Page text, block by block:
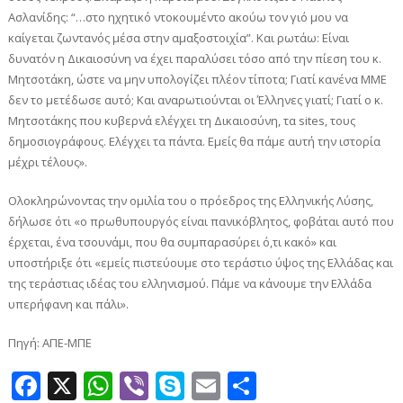
Ασλανίδης: “…στο ηχητικό ντοκουμέντο ακούω τον γιό μου να
καίγεται ζωντανός μέσα στην αμαξοστοιχία”. Και ρωτάω: Είναι
δυνατόν η Δικαιοσύνη να έχει παραλύσει τόσο από την πίεση του κ.
Μητσοτάκη, ώστε να μην υπολογίζει πλέον τίποτα; Γιατί κανένα ΜΜΕ
δεν το μετέδωσε αυτό; Και αναρωτιούνται οι Έλληνες γιατί; Γιατί ο κ.
Μητσοτάκης που κυβερνά ελέγχει τη Δικαιοσύνη, τα sites, τους
δημοσιογράφους. Ελέγχει τα πάντα. Εμείς θα πάμε αυτή την ιστορία
μέχρι τέλους».
Ολοκληρώνοντας την ομιλία του ο πρόεδρος της Ελληνικής Λύσης,
δήλωσε ότι «ο πρωθυπουργός είναι πανικόβλητος, φοβάται αυτό που
έρχεται, ένα τσουνάμι, που θα συμπαρασύρει ό,τι κακό» και
υποστήριξε ότι «εμείς πιστεύουμε στο τεράστιο ύψος της Ελλάδας και
της τεράστιας ιδέας του ελληνισμού. Πάμε να κάνουμε την Ελλάδα
υπερήφανη και πάλι».
Πηγή: ΑΠΕ-ΜΠΕ
Facebook
X WhatsApp
ViberSkype
Email